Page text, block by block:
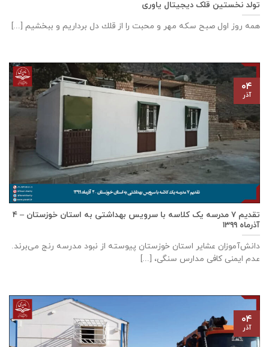
تولد نخستین قلک دیجیتال یاوری
همه روز اول صبح سكه مهر و محبت را از قلك دل برداريم و ببخشيم [...]
تقدیم ۷ مدرسه یک کلاسه با سرويس بهداشتی به استان خوزستان – ۴
آذر‌ماه ۱۳۹۹
دانش‌آموزان عشایر استان خوزستان پيوسته از نبود مدرسه رنج می‌برند.
عدم ایمنی کافی مدارس سنگی، [...]
۰۴
آذر
۰۴
آذر